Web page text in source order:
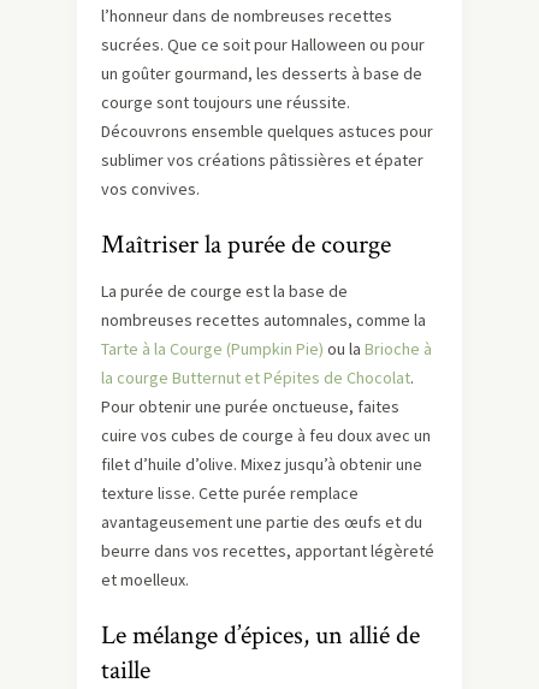
l’honneur dans de nombreuses recettes
sucrées. Que ce soit pour Halloween ou pour
un goûter gourmand, les desserts à base de
courge sont toujours une réussite.
Découvrons ensemble quelques astuces pour
sublimer vos créations pâtissières et épater
vos convives.
Maîtriser la purée de courge
La purée de courge est la base de
nombreuses recettes automnales, comme la
Tarte à la Courge (Pumpkin Pie) ou la Brioche à
la courge Butternut et Pépites de Chocolat.
Pour obtenir une purée onctueuse, faites
cuire vos cubes de courge à feu doux avec un
filet d’huile d’olive. Mixez jusqu’à obtenir une
texture lisse. Cette purée remplace
avantageusement une partie des œufs et du
beurre dans vos recettes, apportant légèreté
et moelleux.
Le mélange d’épices, un allié de
taille